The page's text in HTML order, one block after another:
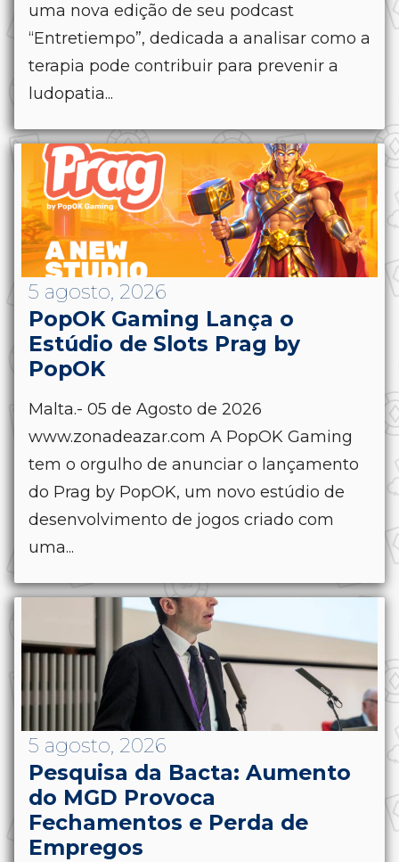
uma nova edição de seu podcast
“Entretiempo”, dedicada a analisar como a
terapia pode contribuir para prevenir a
ludopatia...
5 agosto, 2026
PopOK Gaming Lança o
Estúdio de Slots Prag by
PopOK
Malta.- 05 de Agosto de 2026
www.zonadeazar.com A PopOK Gaming
tem o orgulho de anunciar o lançamento
do Prag by PopOK, um novo estúdio de
desenvolvimento de jogos criado com
uma...
5 agosto, 2026
Pesquisa da Bacta: Aumento
do MGD Provoca
Fechamentos e Perda de
Empregos